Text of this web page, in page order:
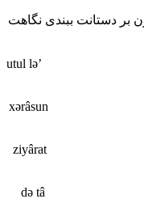
بر دستانت ببندی نگاهت
27- اوتولّه بار زَدم با فَرش آ قالی[63] ’utul lә
خراسون که رَوم جای تو خالی xәrâsun
زیارت بَکنم شاهِ رضا ره ziyârat
دتا بوسه زَنم قفل طلا ره dә tâ